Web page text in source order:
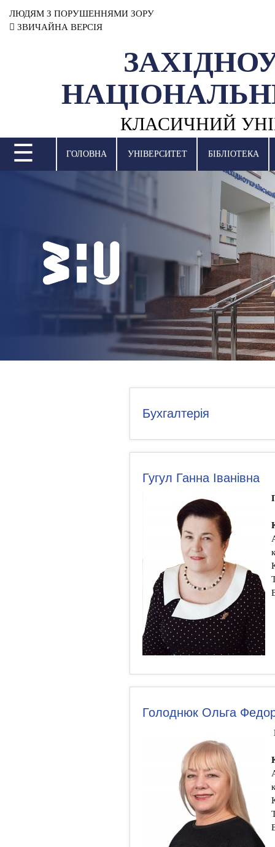
ЛЮДЯМ З ПОРУШЕННЯМИ ЗОРУ
ЗВИЧАЙНА ВЕРСІЯ
КЛАСИЧНИЙ
НАУКОВА ДІЯЛЬНІСТЬ
МІЖНАРОДНА ДІЯЛЬНІСТЬ
ВСТУПНА КАМПАНІЯ
БІБЛІОТЕКА
НОВИНИ
☰ ГОЛОВНА УНІВЕРСИТЕТ БІБЛІОТЕКА
Бухгалтерія
Гугул Ганна Іванівна
Голоднюк Ольга